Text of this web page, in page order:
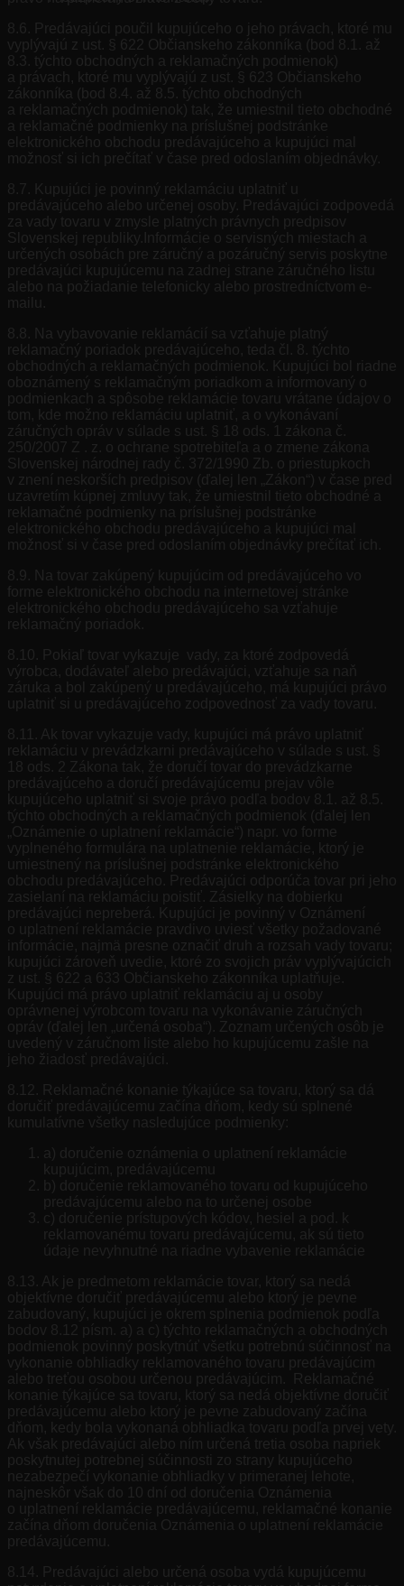
8.6. Predávajúci poučil kupujúceho o jeho právach, ktoré mu
vyplývajú z ust. § 622 Občianskeho zákonníka (bod 8.1. až
8.3. týchto obchodných a reklamačných podmienok)
a právach, ktoré mu vyplývajú z ust. § 623 Občianskeho
zákonníka (bod 8.4. až 8.5. týchto obchodných
a reklamačných podmienok) tak, že umiestnil tieto obchodné
a reklamačné podmienky na príslušnej podstránke
elektronického obchodu predávajúceho a kupujúci mal
možnosť si ich prečítať v čase pred odoslaním objednávky.
8.7. Kupujúci je povinný reklamáciu uplatniť u
predávajúceho alebo určenej osoby. Predávajúci zodpovedá
za vady tovaru v zmysle platných právnych predpisov
Slovenskej republiky.Informácie o servisných miestach a
určených osobách pre záručný a pozáručný servis poskytne
predávajúci kupujúcemu na zadnej strane záručného listu
alebo na požiadanie telefonicky alebo prostredníctvom e-
8.8. Na vybavovanie reklamácií sa vzťahuje platný
reklamačný poriadok predávajúceho, teda čl. 8. týchto
obchodných a reklamačných podmienok. Kupujúci bol riadne
oboznámený s reklamačným poriadkom a informovaný o
podmienkach a spôsobe reklamácie tovaru vrátane údajov o
tom, kde možno reklamáciu uplatniť, a o vykonávaní
záručných opráv v súlade s ust. § 18 ods. 1 zákona č.
250/2007 Z . z. o ochrane spotrebiteľa a o zmene zákona
Slovenskej národnej rady č. 372/1990 Zb. o priestupkoch
v znení neskorších predpisov (ďalej len „Zákon“) v čase pred
uzavretím kúpnej zmluvy tak, že umiestnil tieto obchodné a
reklamačné podmienky na príslušnej podstránke
elektronického obchodu predávajúceho a kupujúci mal
možnosť si v čase pred odoslaním objednávky prečítať ich.
8.9. Na tovar zakúpený kupujúcim od predávajúceho vo
forme elektronického obchodu na internetovej stránke
elektronického obchodu predávajúceho sa vzťahuje
reklamačný poriadok.
8.10. Pokiaľ tovar vykazuje vady, za ktoré zodpovedá
výrobca, dodávateľ alebo predávajúci, vzťahuje sa naň
záruka a bol zakúpený u predávajúceho, má kupujúci právo
uplatniť si u predávajúceho zodpovednosť za vady tovaru.
8.11. Ak tovar vykazuje vady, kupujúci má právo uplatniť
reklamáciu v prevádzkarni predávajúceho v súlade s ust. §
18 ods. 2 Zákona tak, že doručí tovar do prevádzkarne
predávajúceho a doručí predávajúcemu prejav vôle
kupujúceho uplatniť si svoje právo podľa bodov 8.1. až 8.5.
týchto obchodných a reklamačných podmienok (ďalej len
„Oznámenie o uplatnení reklamácie“) napr. vo forme
vyplneného formulára na uplatnenie reklamácie, ktorý je
umiestnený na príslušnej podstránke elektronického
obchodu predávajúceho. Predávajúci odporúča tovar pri jeho
zasielaní na reklamáciu poistiť. Zásielky na dobierku
predávajúci nepreberá. Kupujúci je povinný v Oznámení
o uplatnení reklamácie pravdivo uviesť všetky požadované
informácie, najmä presne označiť druh a rozsah vady tovaru;
kupujúci zároveň uvedie, ktoré zo svojich práv vyplývajúcich
z ust. § 622 a 633 Občianskeho zákonníka uplatňuje.
Kupujúci má právo uplatniť reklamáciu aj u osoby
oprávnenej výrobcom tovaru na vykonávanie záručných
opráv (ďalej len „určená osoba“). Zoznam určených osôb je
uvedený v záručnom liste alebo ho kupujúcemu zašle na
jeho žiadosť predávajúci.
8.12. Reklamačné konanie týkajúce sa tovaru, ktorý sa dá
doručiť predávajúcemu začína dňom, kedy sú splnené
kumulatívne všetky nasledujúce podmienky:
a) doručenie oznámenia o uplatnení reklamácie
kupujúcim, predávajúcemu
b) doručenie reklamovaného tovaru od kupujúceho
predávajúcemu alebo na to určenej osobe
c) doručenie prístupových kódov, hesiel a pod. k
reklamovanému tovaru predávajúcemu, ak sú tieto
údaje nevyhnutné na riadne vybavenie reklamácie
8.13. Ak je predmetom reklamácie tovar, ktorý sa nedá
objektívne doručiť predávajúcemu alebo ktorý je pevne
zabudovaný, kupujúci je okrem splnenia podmienok podľa
bodov 8.12 písm. a) a c) týchto reklamačných a obchodných
podmienok povinný poskytnúť všetku potrebnú súčinnosť na
vykonanie obhliadky reklamovaného tovaru predávajúcim
alebo treťou osobou určenou predávajúcim. Reklamačné
konanie týkajúce sa tovaru, ktorý sa nedá objektívne doručiť
predávajúcemu alebo ktorý je pevne zabudovaný začína
dňom, kedy bola vykonaná obhliadka tovaru podľa prvej vety.
Ak však predávajúci alebo ním určená tretia osoba napriek
poskytnutej potrebnej súčinnosti zo strany kupujúceho
nezabezpečí vykonanie obhliadky v primeranej lehote,
najneskôr však do 10 dní od doručenia Oznámenia
o uplatnení reklamácie predávajúcemu, reklamačné konanie
začína dňom doručenia Oznámenia o uplatnení reklamácie
predávajúcemu.
8.14. Predávajúci alebo určená osoba vydá kupujúcemu